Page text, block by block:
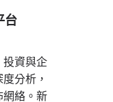
台
投資與企
分析，
網絡。新